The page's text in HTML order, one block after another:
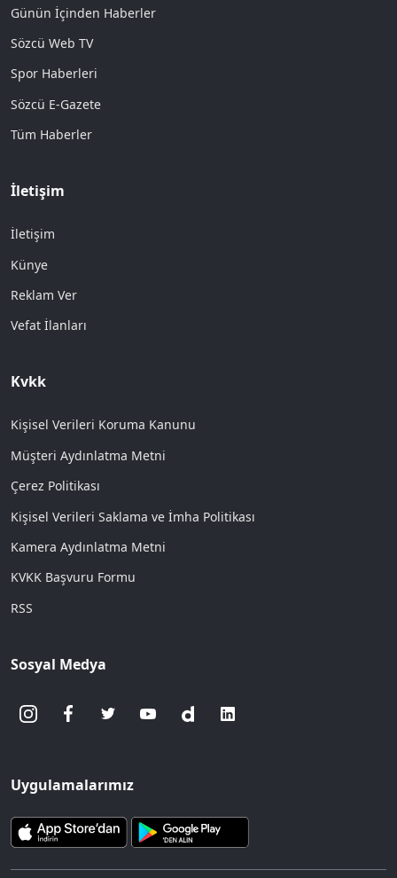
Günün İçinden Haberler
Sözcü Web TV
Spor Haberleri
Sözcü E-Gazete
Tüm Haberler
İletişim
İletişim
Künye
Reklam Ver
Vefat İlanları
Kvkk
Kişisel Verileri Koruma Kanunu
Müşteri Aydınlatma Metni
Çerez Politikası
Kişisel Verileri Saklama ve İmha Politikası
Kamera Aydınlatma Metni
KVKK Başvuru Formu
RSS
Sosyal Medya
Uygulamalarımız